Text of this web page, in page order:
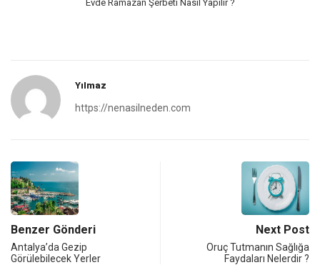
Evde Ramazan Şerbeti Nasıl Yapılır ?
Yılmaz
https://nenasilneden.com
Benzer Gönderi
Antalya’da Gezip
Görülebilecek Yerler
Next Post
Oruç Tutmanın Sağlığa
Faydaları Nelerdir ?